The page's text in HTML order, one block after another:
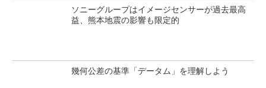
ソニーグループはイメージセンサーが過去最高
益、熊本地震の影響も限定的
幾何公差の基準「データム」を理解しよう